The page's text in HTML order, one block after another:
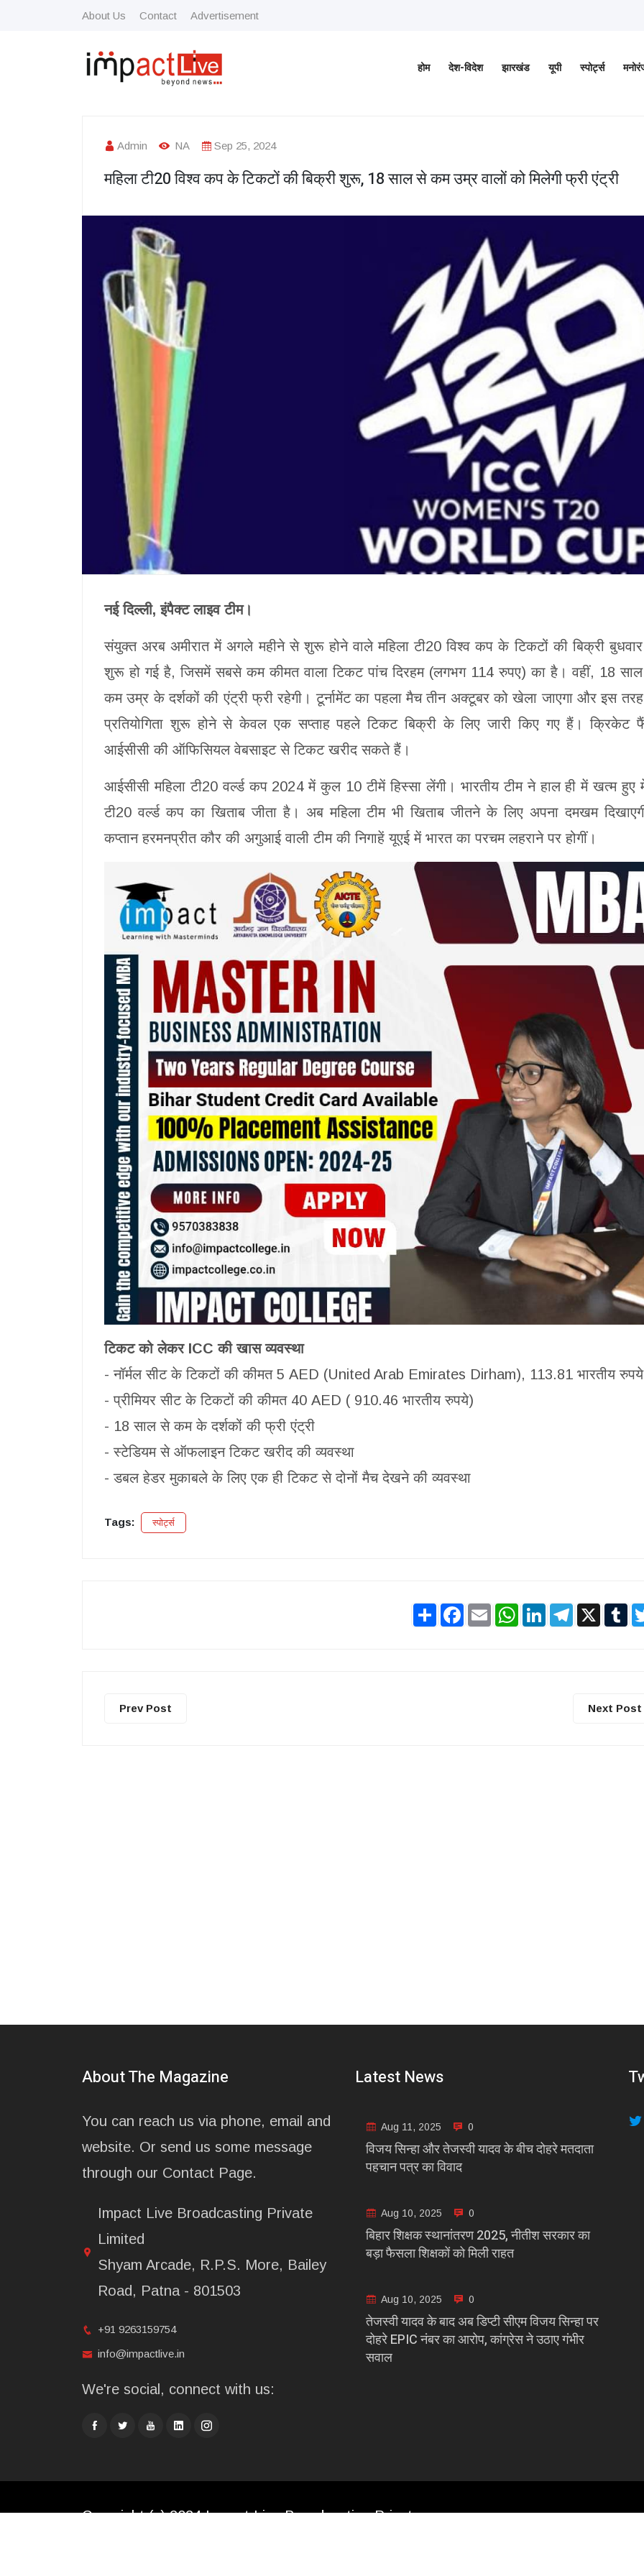
About Us Contact Advertisement
होम देश-विदेश झारखंड यूपी स्पोर्ट्स
Admin NA Sep 25, 2024
महिला टी20 विश्व कप के टिकटों की बिक्री शुरू, 18 साल से कम उम्र वालों को मिलेगी फ्री एंट्री
नई दिल्ली, इंपैक्ट लाइव टीम।
संयुक्त अरब अमीरात में अगले महीने से शुरू होने वाले महिला टी20 विश्व कप के टिकटों की बिक्री
शुरू हो गई है, जिसमें सबसे कम कीमत वाला टिकट पांच दिरहम (लगभग 114 रुपए) का है। वहीं, 18
कम उम्र के दर्शकों की एंट्री फ्री रहेगी। टूर्नामेंट का पहला मैच तीन अक्टूबर को खेला जाएगा और इस
प्रतियोगिता शुरू होने से केवल एक सप्ताह पहले टिकट बिक्री के लिए जारी किए गए हैं। क्रिकेट
आईसीसी की ऑफिसियल वेबसाइट से टिकट खरीद सकते हैं।
आईसीसी महिला टी20 वर्ल्ड कप 2024 में कुल 10 टीमें हिस्सा लेंगी। भारतीय टीम ने हाल ही में खत्म हुए
टी20 वर्ल्ड कप का खिताब जीता है। अब महिला टीम भी खिताब जीतने के लिए अपना दमखम
कप्तान हरमनप्रीत कौर की अगुआई वाली टीम की निगाहें यूएई में भारत का परचम लहराने पर होगीं।
टिकट को लेकर ICC की खास व्यवस्था
- नॉर्मल सीट के टिकटों की कीमत 5 AED (United Arab Emirates Dirham), 113.81 भारतीय रुपये
- प्रीमियर सीट के टिकटों की कीमत 40 AED ( 910.46 भारतीय रुपये)
- 18 साल से कम के दर्शकों की फ्री एंट्री
- स्टेडियम से ऑफलाइन टिकट खरीद की व्यवस्था
- डबल हेडर मुकाबले के लिए एक ही टिकट से दोनों मैच देखने की व्यवस्था
Tags: स्पोर्ट्स
Share Facebook
Email WhatsApp
LinkedInTelegram
X
Prev Post Next Post
About The Magazine
You can reach us via phone, email and
website. Or send us some message
through our Contact Page.
Impact Live Broadcasting Private
Limited
Shyam Arcade, R.P.S. More, Bailey
Road, Patna - 801503
+91 9263159754
info@impactlive.in
We're social, connect with us:
Latest News
Aug 11, 2025 0
विजय सिन्हा और तेजस्वी यादव के बीच दोहरे मतदाता
पहचान पत्र का विवाद
Aug 10, 2025 0
बिहार शिक्षक स्थानांतरण 2025, नीतीश सरकार का
बड़ा फैसला शिक्षकों को मिली राहत
Aug 10, 2025 0
तेजस्वी यादव के बाद अब डिप्टी सीएम विजय सिन्हा पर
दोहरे EPIC नंबर का आरोप, कांग्रेस ने उठाए गंभीर
सवाल
Copyright (c) 2024 Impact Live Broadcasting Private